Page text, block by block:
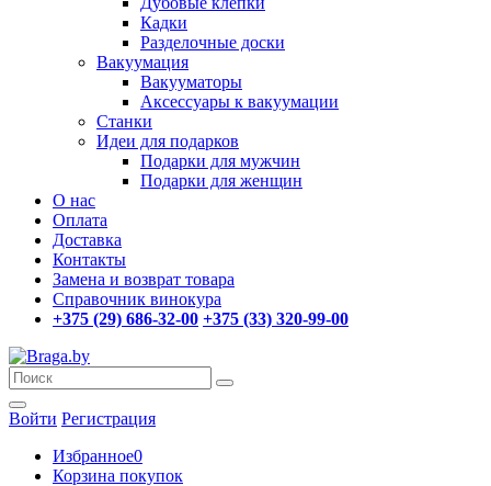
Кадки
Разделочные доски
Вакуумация
Вакууматоры
Аксессуары к вакуумации
Станки
Идеи для подарков
Подарки для мужчин
Подарки для женщин
О нас
Оплата
Доставка
Контакты
Замена и возврат товара
Справочник винокура
+375 (29) 686-32-00 +375 (33) 320-99-00
Войти Регистрация
Избранное0
Корзина покупок